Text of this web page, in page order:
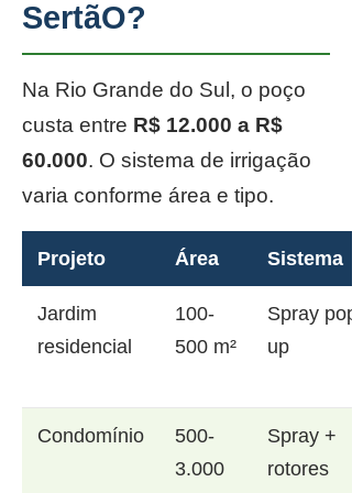
SertãO?
Na Rio Grande do Sul, o poço
custa entre R$ 12.000 a R$
60.000. O sistema de irrigação
varia conforme área e tipo.
Projeto Área Sistema
Jardim
residencial
100-
500 m²
Spray pop-
up
Condomínio
500-
3.000
Spray +
rotores